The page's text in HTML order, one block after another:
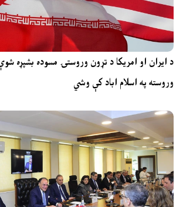
د ایران او امریکا د تړون وروستۍ مسوده بشپړه
وروسته په اسلام اباد کې وشي